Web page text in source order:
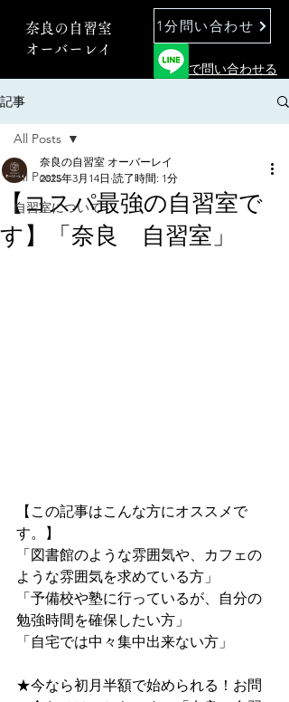
奈良の自習室
オーバーレイ
1分問い合わせ
で問い合わせる
記事
All Posts
自習室について
All Posts
【コスパ最強の自習室で
す】「奈良 自習室」
奈良の自習室 オーバーレイ
2025年3月14日 読了時間: 1分
【この記事はこんな方にオススメで
す。】
「図書館のような雰囲気や、カフェの
ような雰囲気を求めている方」
「予備校や塾に行っているが、自分の
勉強時間を確保したい方」
「自宅では中々集中出来ない方」
★今なら初月半額で始められる！お問